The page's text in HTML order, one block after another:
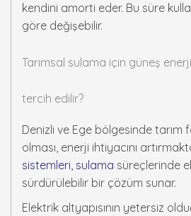
kendini amorti eder. Bu süre
göre değişebilir.
Tarımsal sulama için güneş
tercih edilir?
Denizli ve Ege bölgesinde tarım
olması, enerji ihtiyacını
sistemleri, sulama süreçlerinde
sürdürülebilir bir çözüm sunar.
Elektrik altyapısının yetersiz